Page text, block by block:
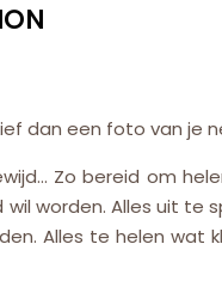
dan een foto van je
Zo bereid om
worden. Alles uit te
Alles te helen wat